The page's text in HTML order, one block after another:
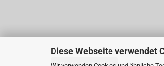
Diese Webseite verwendet
Vertrag widerrufen